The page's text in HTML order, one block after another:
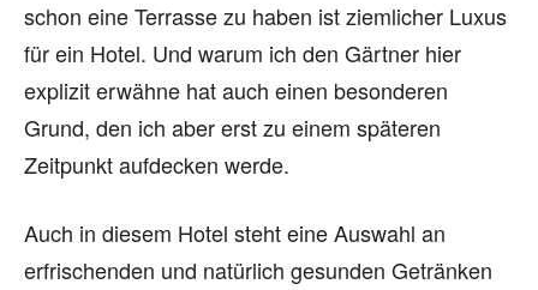
schon eine Terrasse zu haben ist ziemlicher Luxus
für ein Hotel. Und warum ich den Gärtner hier
explizit erwähne hat auch einen besonderen
Grund, den ich aber erst zu einem späteren
Zeitpunkt aufdecken werde.
Auch in diesem Hotel steht eine Auswahl an
erfrischenden und natürlich gesunden Getränken